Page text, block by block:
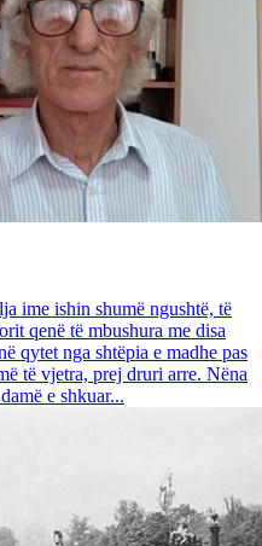
ime ishin shumë ngushtë, të
qenë të mbushura me disa
qytet nga shtëpia e madhe pas
të vjetra, prej druri arre. Nëna
e shkuar...